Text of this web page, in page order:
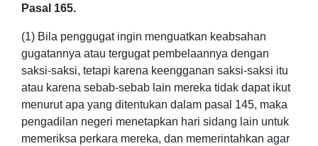
Pasal 165.
(1) Bila penggugat ingin menguatkan keabsahan
gugatannya atau tergugat pembelaannya dengan
saksi-saksi, tetapi karena keengganan saksi-saksi itu
atau karena sebab-sebab lain mereka tidak dapat ikut
menurut apa yang ditentukan dalam pasal 145, maka
pengadilan negeri menetapkan hari sidang lain untuk
memeriksa perkara mereka, dan memerintahkan agar